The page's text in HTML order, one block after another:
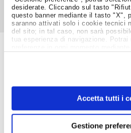
desiderate. Cliccando sul tasto
questo banner mediante il tasto "X",
saranno attivati solo i cookie tecnici
del sito; in tal caso, non sarà
tua esperienza di navigazione. Potrai
Accetta tutti i
Gestione
Notizie dal Mondo del